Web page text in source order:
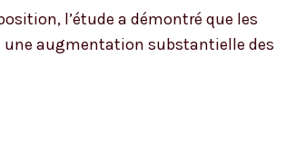
l’étude a démontré que les
une augmentation substantielle des